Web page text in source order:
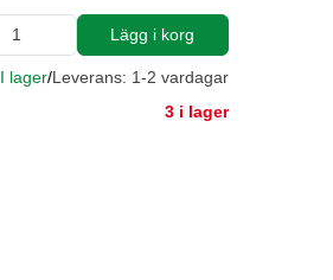
Lägg i korg
I lager/Leverans: 1-2 vardagar
3 i lager